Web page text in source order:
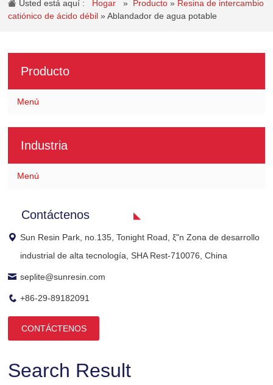
Usted está aquí : Hogar » Producto» Resina de intercambio
catiónico de ácido débil»Ablandador de agua potable
Producto
Menú
Industria
Menú
Contáctenos
Sun Resin Park, no.135, Tonight Road, ξ"n Zona de desarrollo
industrial de alta tecnología, SHA Rest-710076, China
seplite@sunresin.com
+86-29-89182091
CONTÁCTENOS
Search Result